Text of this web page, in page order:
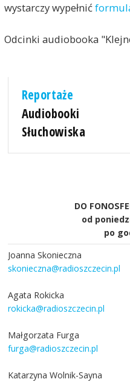
wystarczy wypełnić
Odcinki audiobooka
Reportaże
Audiobooki
Słuchowiska
DO
od
po
Joanna Skonieczna
skonieczna@radioszczecin.pl
Agata Rokicka
rokicka@radioszczecin.pl
Małgorzata Furga
furga@radioszczecin.pl
Katarzyna Wolnik-Sayna